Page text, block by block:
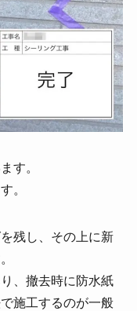
す。
。
残し、その上に新
、撤去時に防水紙
施工するのが一般